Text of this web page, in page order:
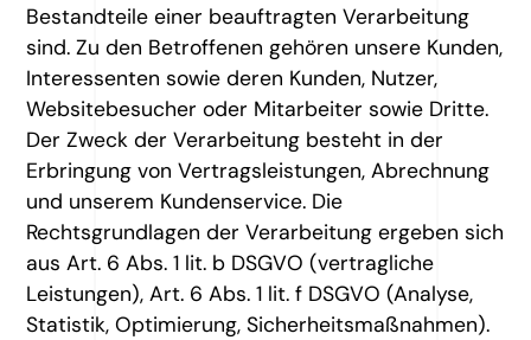
Bestandteile einer beauftragten Verarbeitung
sind. Zu den Betroffenen gehören unsere Kunden,
Interessenten sowie deren Kunden, Nutzer,
Websitebesucher oder Mitarbeiter sowie Dritte.
Der Zweck der Verarbeitung besteht in der
Erbringung von Vertragsleistungen, Abrechnung
und unserem Kundenservice. Die
Rechtsgrundlagen der Verarbeitung ergeben sich
aus Art. 6 Abs. 1 lit. b DSGVO (vertragliche
Leistungen), Art. 6 Abs. 1 lit. f DSGVO (Analyse,
Statistik, Optimierung, Sicherheitsmaßnahmen).